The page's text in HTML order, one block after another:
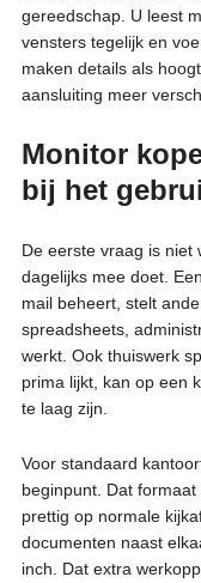
gereedschap. U leest
vensters tegelijk en
maken details als
aansluiting meer
Monitor
bij het
De eerste vraag is niet
dagelijks mee doet.
mail beheert, stelt
spreadsheets,
werkt. Ook thuiswerk
prima lijkt, kan op een
te laag zijn.
Voor standaard
beginpunt. Dat
prettig op normale
documenten naast
inch. Dat extra